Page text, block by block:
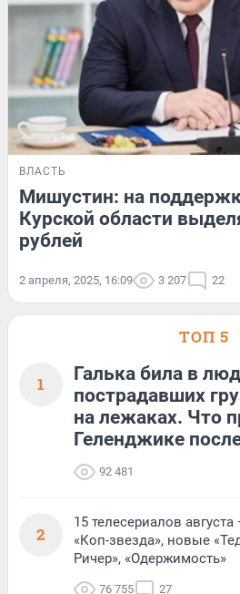
ВЛАСТЬ
Мишустин: на
Курской области
рублей
2 апреля, 2025, 16:09 3 207 22
ТОП 5
1
Галька била в
пострадавших
на лежаках. Что
Геленджике
92 481
2
15 телесериалов
«Коп-звезда», новые
Ричер», «Одержимость»
76 755 27